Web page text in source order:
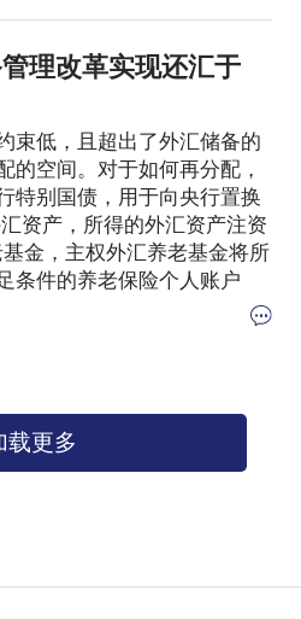
理改革实现还汇于
束低，且超出了外汇储备的
的空间。对于如何再分配，
特别国债，用于向央行置换
资产，所得的外汇资产注资
金，主权外汇养老基金将所
条件的养老保险个人账户
载更多